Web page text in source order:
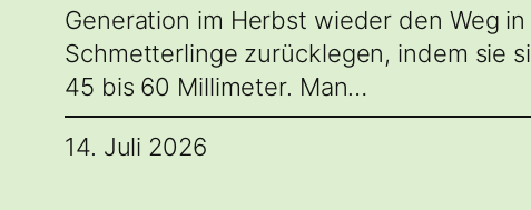
Generation im Herbst wieder den Weg
Schmetterlinge zurücklegen, indem sie
45 bis 60 Millimeter. Man…
14. Juli 2026